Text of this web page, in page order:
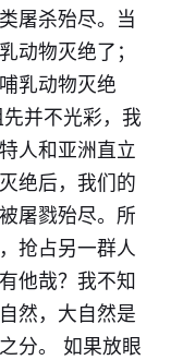
屠杀殆尽。当
动物灭绝了；
乳动物灭绝
并不光彩，我
人和亚洲直立
绝后，我们的
屠戮殆尽。所
抢占另一群人
他哉？我不知
然，大自然是
分。 如果放眼